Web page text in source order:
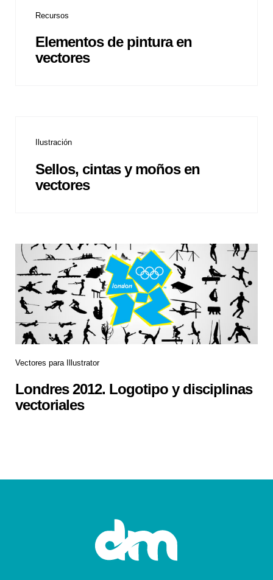
Recursos
Elementos de pintura en
vectores
Ilustración
Sellos, cintas y moños en
vectores
Vectores para Illustrator
Londres 2012. Logotipo y disciplinas
vectoriales